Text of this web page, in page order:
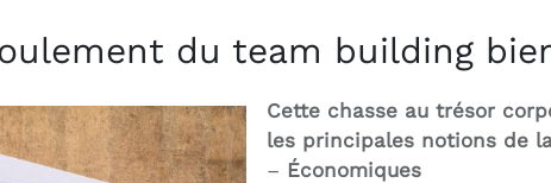
du team building
Cette chasse au trésor
les principales notions de
– Économiques